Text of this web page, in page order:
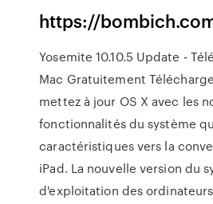
https://
Yosemite 10.10.5 Update -
Mac Gratuitement
mettez à jour OS X avec les
fonctionnalités du système
caractéristiques vers la
iPad. La nouvelle version du
d'exploitation des